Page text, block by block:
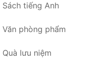
Sách tiếng Anh
Văn phòng phẩm
Quà lưu niệm